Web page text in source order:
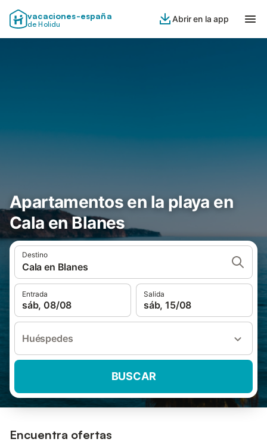
vacaciones-españa
de Holidu
Abrir en la app
Apartamentos en la playa en
Cala en Blanes
Destino
Cala en Blanes
Entrada
sáb, 08/08
Salida
sáb, 15/08
Huéspedes
BUSCAR
Encuentra ofertas